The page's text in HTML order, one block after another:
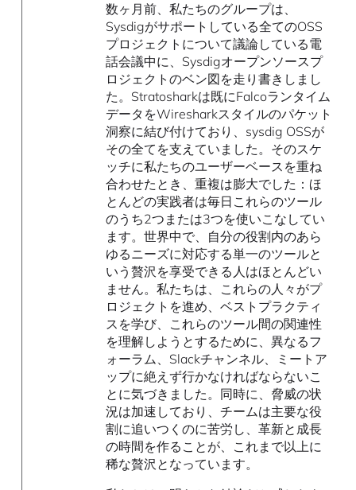
数ヶ月前、私たちのグループは、
Sysdigがサポートしている全てのOSS
プロジェクトについて議論している電
話会議中に、Sysdigオープンソースプ
ロジェクトのベン図を走り書きしまし
た。Stratosharkは既にFalcoランタイム
データをWiresharkスタイルのパケット
洞察に結び付けており、sysdig OSSが
その全てを支えていました。そのスケ
ッチに私たちのユーザーベースを重ね
合わせたとき、重複は膨大でした：ほ
とんどの実践者は毎日これらのツール
のうち2つまたは3つを使いこなしてい
ます。世界中で、自分の役割内のあら
ゆるニーズに対応する単一のツールと
いう贅沢を享受できる人はほとんどい
ません。私たちは、これらの人々がプ
ロジェクトを進め、ベストプラクティ
スを学び、これらのツール間の関連性
を理解しようとするために、異なるフ
ォーラム、Slackチャンネル、ミートア
ップに絶えず行かなければならないこ
とに気づきました。同時に、脅威の状
況は加速しており、チームは主要な役
割に追いつくのに苦労し、革新と成長
の時間を作ることが、これまで以上に
稀な贅沢となっています。